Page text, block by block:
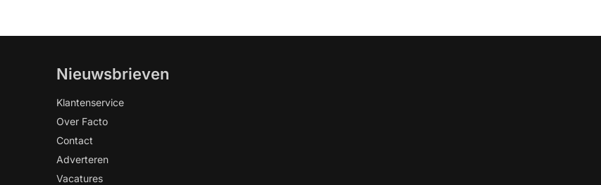
Nieuwsbrieven
Klantenservice
Over Facto
Contact
Adverteren
Vacatures